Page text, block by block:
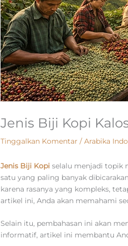
Jenis Biji Kopi
Tinggalkan Komentar /Arabika
Jenis Biji Kopi selalu menjadi topik
satu yang paling banyak
karena rasanya yang kompleks,
artikel ini, Anda akan memahami
Selain itu, pembahasan ini akan
informatif, artikel ini membantu